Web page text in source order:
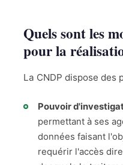
Quels sont les
pour la
La CNDP dispose des
Pouvoir
permettant à ses
données faisant
requérir l'accès